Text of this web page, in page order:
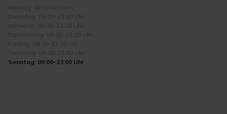
Sonntag: 09:00–23:00 Uhr